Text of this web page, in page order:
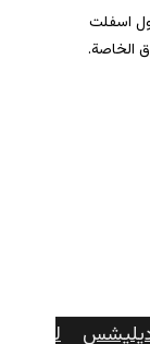
اسفلت
الخاصة.
لينكدإن